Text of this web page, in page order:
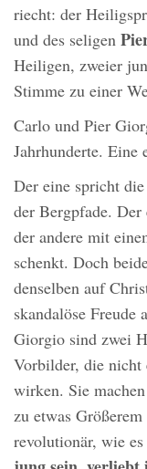
riecht: der
und des seligen
Heiligen, zweier
Stimme zu einer
Carlo und Pier
Jahrhunderte.
Der eine spricht
der Bergpfade.
der andere mit
schenkt. Doch
denselben auf
skandalöse
Giorgio sind zwei
Vorbilder, die nicht
wirken. Sie
zu etwas
revolutionär, wie